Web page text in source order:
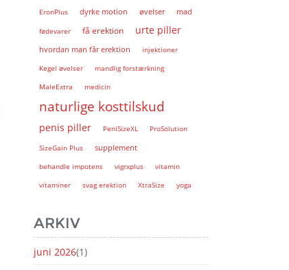
EronPlus dyrke motion øvelser
mad
fødevarer
få erektion urte piller
hvordan man får erektion
injektioner
Kegel øvelser
mandlig forstærkning
MaleExtra
medicin
naturlige kosttilskud
penis piller PeniSizeXL
ProSolution
SizeGain Plus
supplement
behandle impotens vigrxplus
vitamin
vitaminer
svag erektion XtraSize yoga
ARKIV
juni 2026(1)